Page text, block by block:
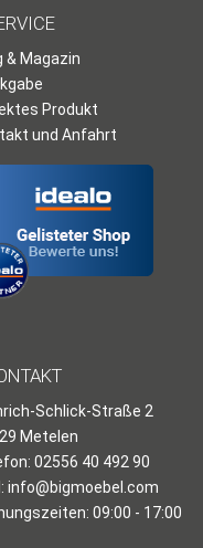
& Magazin
Produkt
und Anfahrt
Schlick-Straße 2
Metelen
02556 40 492 90
info@bigmoebel.com
09:00 - 17:00